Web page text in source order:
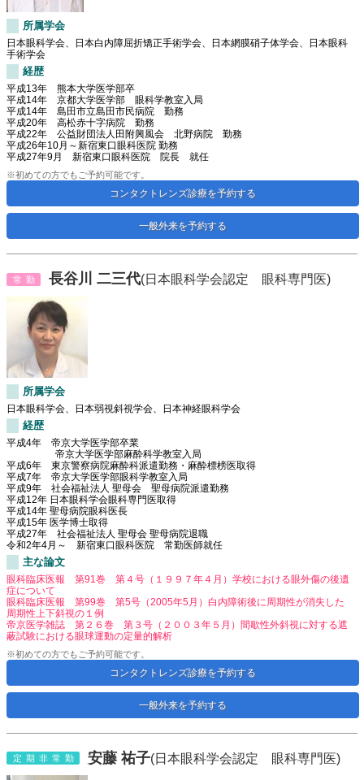
所属学会
日本眼科学会、日本白内障屈折矯正手術学会、日本網膜硝子体学会、日本眼科
手術学会
経歴
平成13年 熊本大学医学部卒
平成14年 京都大学医学部 眼科学教室入局
平成14年 島田市立島田市民病院 勤務
平成20年 高松赤十字病院 勤務
平成22年 公益財団法人田附興風会 北野病院 勤務
平成26年10月～新宿東口眼科医院 勤務
平成27年9月 新宿東口眼科医院 院長 就任
※初めての方でもご予約可能です。
コンタクトレンズ診療を予約する
一般外来を予約する
常勤 長谷川 二三代(日本眼科学会認定 眼科専門医)
所属学会
日本眼科学会、日本弱視斜視学会、日本神経眼科学会
経歴
平成4年 帝京大学医学部卒業
帝京大学医学部麻酔科学教室入局
平成6年 東京警察病院麻酔科派遣勤務・麻酔標榜医取得
平成7年 帝京大学医学部眼科学教室入局
平成9年 社会福祉法人 聖母会 聖母病院派遣勤務
平成12年 日本眼科学会眼科専門医取得
平成14年 聖母病院眼科医長
平成15年 医学博士取得
平成27年 社会福祉法人 聖母会 聖母病院退職
令和2年4月～ 新宿東口眼科医院 常勤医師就任
主な論文
眼科臨床医報 第91巻 第４号（１９９７年４月）学校における眼外傷の後遺
症について
眼科臨床医報 第99巻 第5号（2005年5月）白内障術後に周期性が消失した
周期性上下斜視の１例
帝京医学雑誌 第２６巻 第３号（２００３年５月）間歇性外斜視に対する遮
蔽試験における眼球運動の定量的解析
※初めての方でもご予約可能です。
コンタクトレンズ診療を予約する
一般外来を予約する
定期非常勤 安藤 祐子(日本眼科学会認定 眼科専門医)